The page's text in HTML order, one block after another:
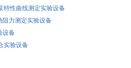
特性曲线测定实验设备
阻力测定实验设备
设备
实验设备